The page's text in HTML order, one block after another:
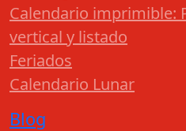
Calendario imprimible:
vertical y listado
Feriados
Calendario Lunar
Blog